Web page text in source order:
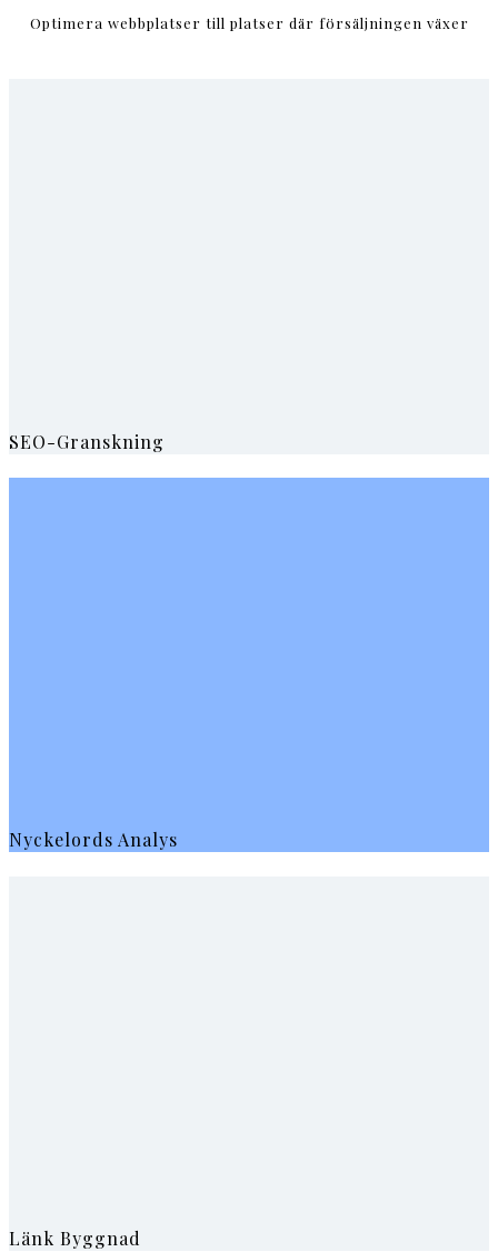
Optimera webbplatser till platser där försäljningen växer
SEO-Granskning
Nyckelords Analys
Länk Byggnad